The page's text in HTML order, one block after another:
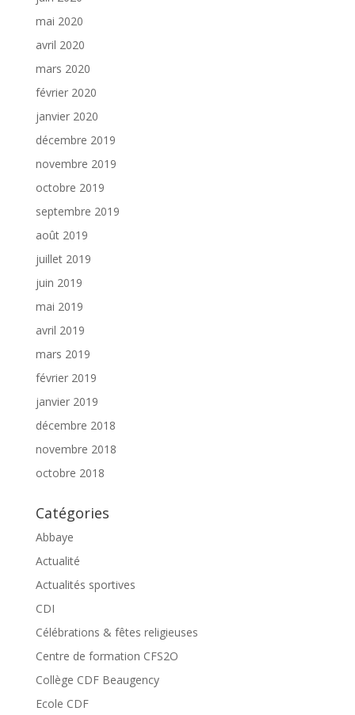
mai 2020
avril 2020
mars 2020
février 2020
janvier 2020
décembre 2019
novembre 2019
octobre 2019
septembre 2019
août 2019
juillet 2019
juin 2019
mai 2019
avril 2019
mars 2019
février 2019
janvier 2019
décembre 2018
novembre 2018
octobre 2018
Catégories
Abbaye
Actualité
Actualités sportives
CDI
Célébrations & fêtes religieuses
Centre de formation CFS2O
Collège CDF Beaugency
Ecole CDF